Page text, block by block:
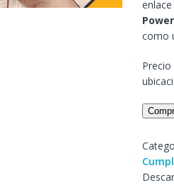
como